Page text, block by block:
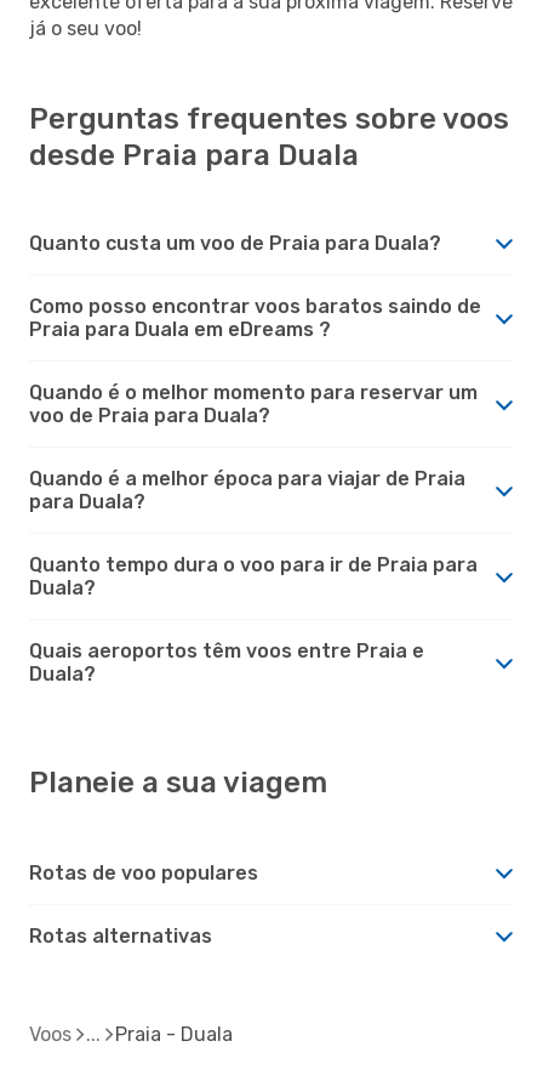
já o seu voo!
Perguntas frequentes sobre voos
desde Praia para Duala
Quanto custa um voo de Praia para Duala?
Como posso encontrar voos baratos saindo de
Praia para Duala em eDreams ?
Quando é o melhor momento para reservar um
voo de Praia para Duala?
Quando é a melhor época para viajar de Praia
para Duala?
Quanto tempo dura o voo para ir de Praia para
Duala?
Quais aeroportos têm voos entre Praia e
Duala?
Planeie a sua viagem
Rotas de voo populares
Rotas alternativas
Voos Praia - Duala